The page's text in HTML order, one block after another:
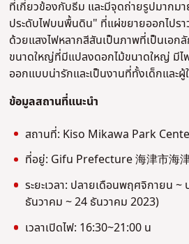
ที่เกี่ยวข้องกับธีม และมีจุดถ่ายรูปมากมา
ประดับไฟบนพื้นดิน" ที่แผ่ขยายออกไปร
ด้วยแสงไฟหลากสีสันเป็นภาพที่เป็นเอ
ขนาดใหญ่ที่มีแปลงดอกไม้ขนาดใหญ่ มีไ
ออกแบบน่ารักและเป็นงานที่ทั้งเด็กและ
ข้อมูลสถานที่แนะนํา
สถานที่: Kiso Mikawa Park
ที่อยู่: Gifu Prefecture 海津市海
ระยะเวลา: ปลายเดือนพฤศจิกายน
ธันวาคม ~ 24 ธันวาคม 2023)
เวลาเปิดไฟ: 16:30~21:00 น